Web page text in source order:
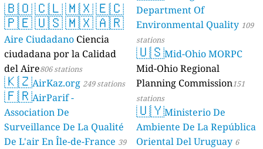
🇧🇴🇨🇱🇲🇽🇪🇨
🇵🇪🇺🇸🇲🇽🇦🇷
Aire Ciudadano Ciencia
ciudadana por la Calidad
del Aire806 stations
🇰🇿AirKaz.org 249 stations
🇫🇷AirParif -
Association De
Surveillance De La Qualité
De L'air En Île-de-France 39
Department Of
Environmental Quality 109
stations
🇺🇸Mid-Ohio MORPC
Mid-Ohio Regional
Planning Commission151
stations
🇺🇾Ministerio De
Ambiente De La República
Oriental Del Uruguay 6